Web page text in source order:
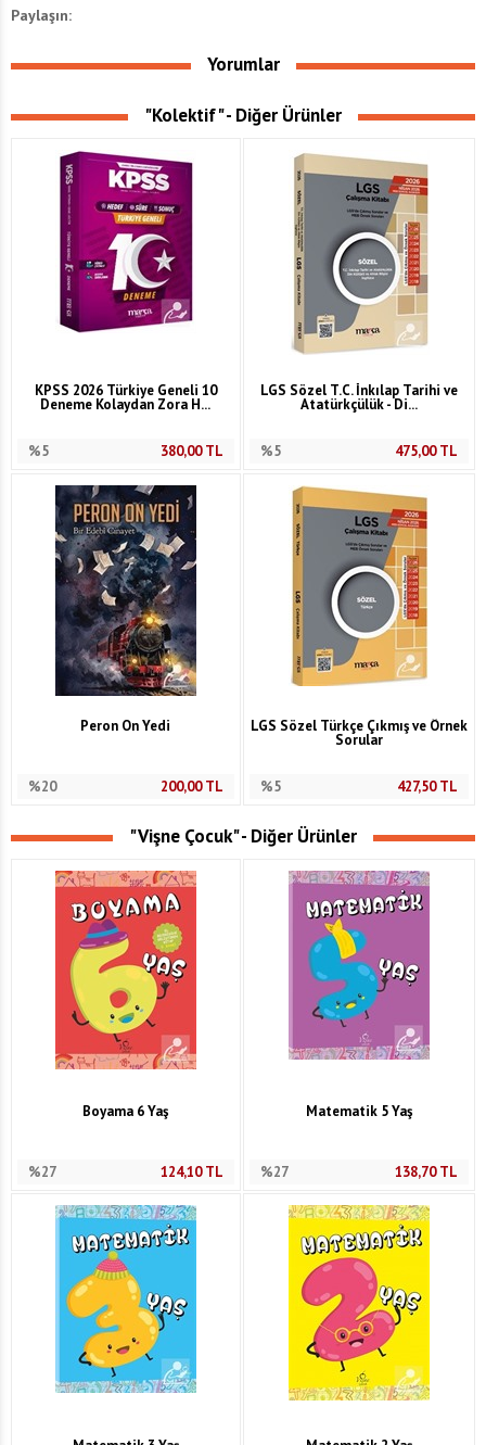
Paylaşın:
Yorumlar
"Kolektif" - Diğer Ürünler
KPSS 2026 Türkiye Geneli 10
Deneme Kolaydan Zora H...
%5 380,00TL
LGS Sözel T.C. İnkılap Tarihi ve
Atatürkçülük - Di...
%5 475,00TL
Peron On Yedi
%20 200,00TL
LGS Sözel Türkçe Çıkmış ve Örnek
Sorular
%5 427,50TL
"Vişne Çocuk" - Diğer Ürünler
Boyama 6 Yaş
%27 124,10TL
Matematik 5 Yaş
%27 138,70TL